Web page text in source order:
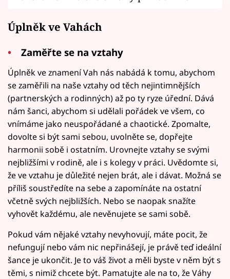
Úplněk ve Vahách
Zaměřte se na vztahy
Úplněk ve znamení Vah nás nabádá k tomu, abychom
se zaměřili na naše vztahy od těch nejintimnějších
(partnerských a rodinných) až po ty ryze úřední. Dává
nám šanci, abychom si udělali pořádek ve všem, co
vnímáme jako neuspořádané a chaotické. Zpomalte,
dovolte si být sami sebou, uvolněte se, dopřejte
harmonii sobě i ostatním. Urovnejte vztahy se svými
nejbližšími v rodině, ale i s kolegy v práci. Uvědomte si,
že ve vztahu je důležité nejen brát, ale i dávat. Možná se
příliš soustředíte na sebe a zapomínáte na ostatní
včetně svých nejbližších. Nebo se naopak snažíte
vyhovět každému, ale nevěnujete se sami sobě.
Pokud vám nějaké vztahy nevyhovují, máte pocit, že
nefungují nebo vám nic nepřinášejí, je právě teď ideální
šance je ukončit. Je to váš život a měli byste v něm být s
těmi, s nimiž chcete být. Pamatujte ale na to, že Váhy